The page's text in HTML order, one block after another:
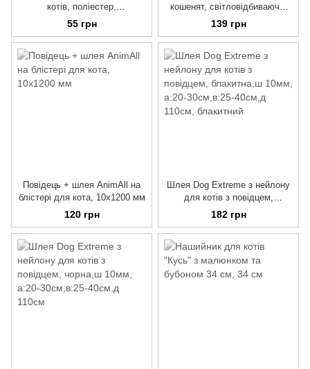
котів, поліестер,
світловідбиваючий
55 грн
кошенят, світловідбиваюча,
нейлон, 27–45 см/10 мм
139 грн
Повідець + шлея AnimAll на
блістері для кота, 10х1200 мм
120 грн
Шлея Dog Extreme з нейлону
для котів з повідцем,
блакитна,ш 10мм, а:20-
30см,в:25-40см,д 110см
182 грн